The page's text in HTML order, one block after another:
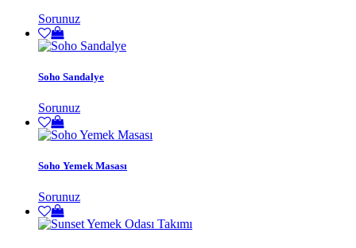
Sorunuz
Soho Sandalye
Sorunuz
Soho Yemek Masası
Sorunuz